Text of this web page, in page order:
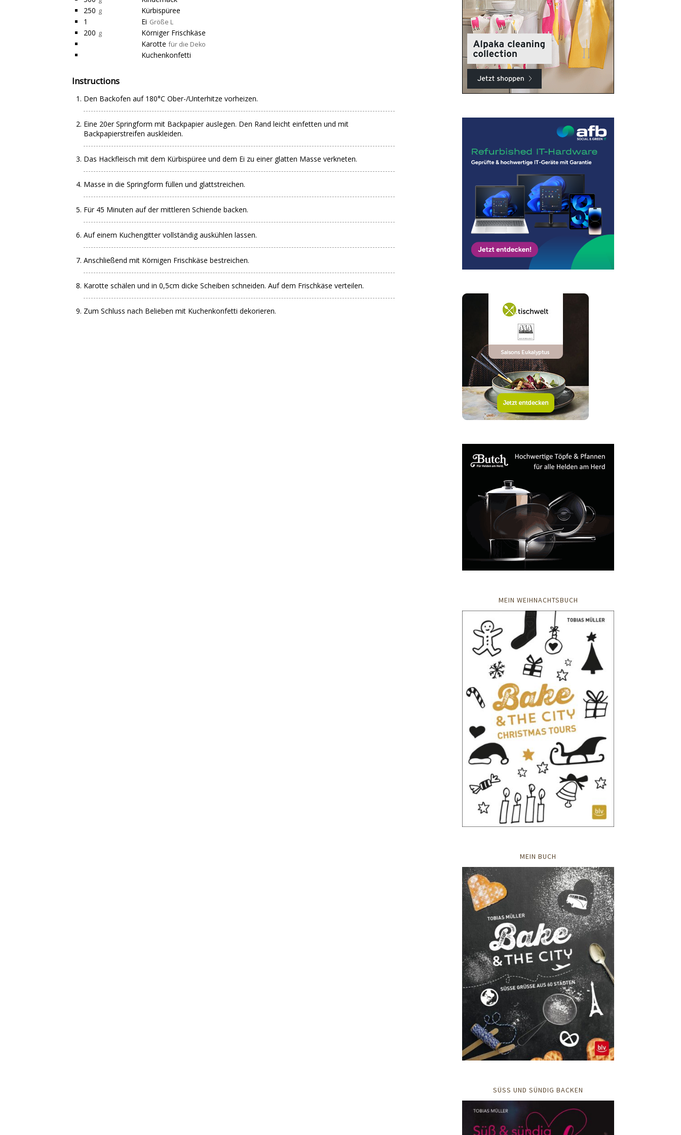
250 g
Kürbispüree
1
Ei Größe L
200 g
Körniger Frischkäse
Karotte für die Deko
Kuchenkonfetti
Instructions
Den Backofen auf 180°C Ober-/Unterhitze vorheizen.
Eine 20er Springform mit Backpapier auslegen. Den Rand leicht einfetten und mit
Backpapierstreifen auskleiden.
Das Hackfleisch mit dem Kürbispüree und dem Ei zu einer glatten Masse verkneten.
Masse in die Springform füllen und glattstreichen.
Für 45 Minuten auf der mittleren Schiende backen.
Auf einem Kuchengitter vollständig auskühlen lassen.
Anschließend mit Körnigen Frischkäse bestreichen.
Karotte schälen und in 0,5cm dicke Scheiben schneiden. Auf dem Frischkäse verteilen.
Zum Schluss nach Belieben mit Kuchenkonfetti dekorieren.
MEIN WEIHNACHTSBUCH
MEIN BUCH
SÜSS UND SÜNDIG BACKEN